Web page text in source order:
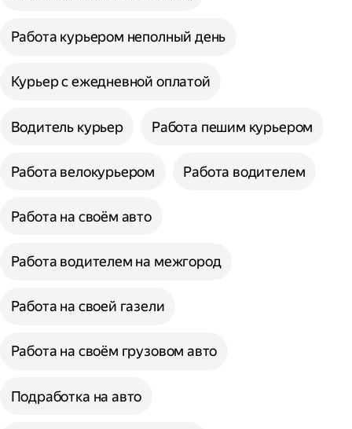
Работа курьером неполный день
Курьер с ежедневной оплатой
Водитель курьер Работа пешим курьером
Работа велокурьером Работа водителем
Работа на своём авто
Работа водителем на межгород
Работа на своей газели
Работа на своём грузовом авто
Подработка на авто